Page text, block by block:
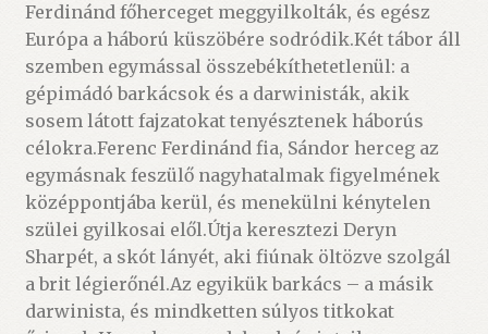
Ferdinánd főherceget meggyilkolták, és egész
Európa a háború küszöbére sodródik.Két tábor áll
szemben egymással összebékíthetetlenül: a
gépimádó barkácsok és a darwinisták, akik
sosem látott fajzatokat tenyésztenek háborús
célokra.Ferenc Ferdinánd fia, Sándor herceg az
egymásnak feszülő nagyhatalmak figyelmének
középpontjába kerül, és menekülni kénytelen
szülei gyilkosai elől.Útja keresztezi Deryn
Sharpét, a skót lányét, aki fiúnak öltözve szolgál
a brit légierőnél.Az egyikük barkács – a másik
darwinista, és mindketten súlyos titkokat